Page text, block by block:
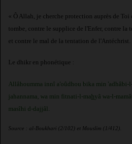
« Ô Allah, je cherche protection auprès de Toi
tombe, contre le supplice de l'Enfer, contre la
et contre le mal de la tentation de l'Antéchrist.
Le dhikr en phonétique :
Allâhoumma innî a'oûdhou bika min 'adhâbi-
jahannama, wa min fitnati-l-mah yâ wa-l-
masîhi d-dajjâl.
Source : al-Boukhari (2/102) et Mouslim (1/412).